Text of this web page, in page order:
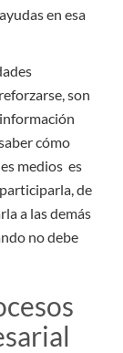
en esa
son
cómo
medios es
de
a las demás
no debe